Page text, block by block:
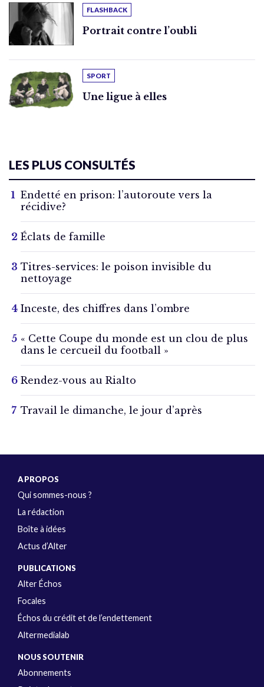
FLASHBACK
Portrait contre l’oubli
SPORT
Une ligue à elles
LES PLUS CONSULTÉS
Endetté en prison: l’autoroute vers la
récidive?
Éclats de famille
Titres-services: le poison invisible du
nettoyage
Inceste, des chiffres dans l’ombre
« Cette Coupe du monde est un clou de plus
dans le cercueil du football »
Rendez-vous au Rialto
Travail le dimanche, le jour d’après
A PROPOS
Qui sommes-nous ?
La rédaction
Boîte à idées
Actus d’Alter
PUBLICATIONS
Alter Échos
Focales
Échos du crédit et de l’endettement
Altermedialab
NOUS SOUTENIR
Abonnements